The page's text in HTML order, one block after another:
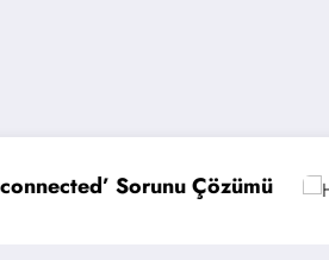
HPE ProLiant Sunucularda